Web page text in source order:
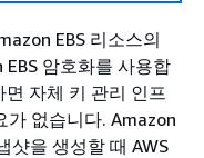
EBS 리소스의
암호화를 사용합
면 자체 키 관리 인프
가 없습니다. Amazon
샷을 생성할 때 AWS